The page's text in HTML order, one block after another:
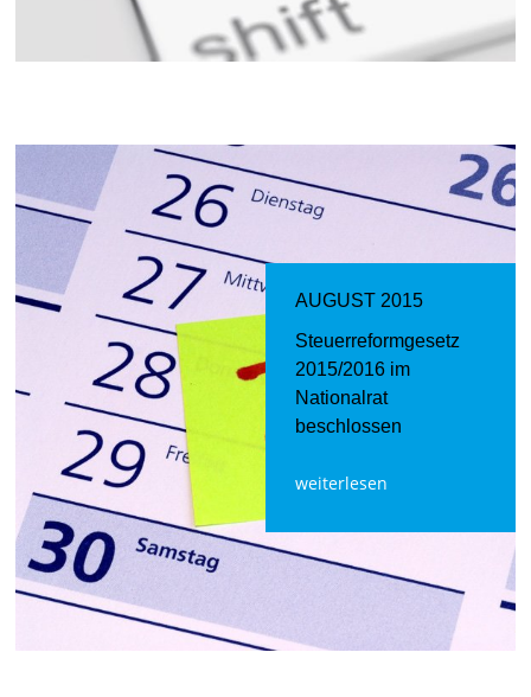
AUGUST 2015
Steuerreformgesetz
2015/2016 im
Nationalrat
beschlossen
weiterlesen